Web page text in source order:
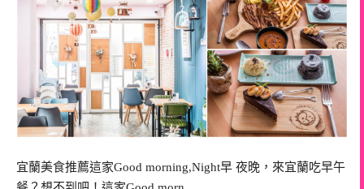
宜蘭美食推薦這家Good morning,Night早 夜晚，來宜蘭吃早午